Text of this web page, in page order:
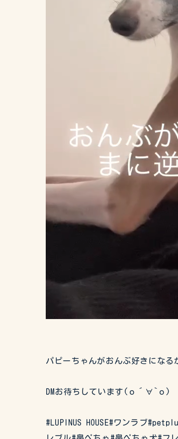
パピーちゃんがおんぶ好きにな
DMお待ちしています(о´∀`о)
#LUPINUS HOUSE#ワンラブ